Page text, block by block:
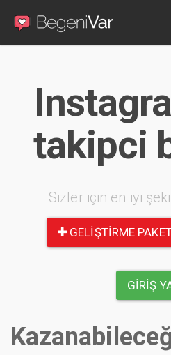
takipci
Sizler için en iyi
GELIŞTIRME
GIRIŞ